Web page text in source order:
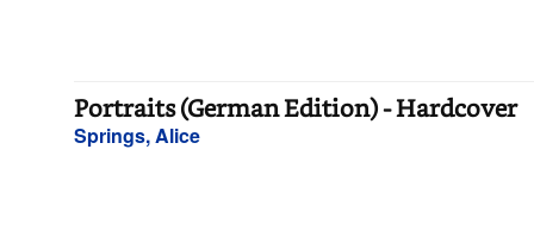
Portraits (German Edition) - Hardcover
Springs, Alice